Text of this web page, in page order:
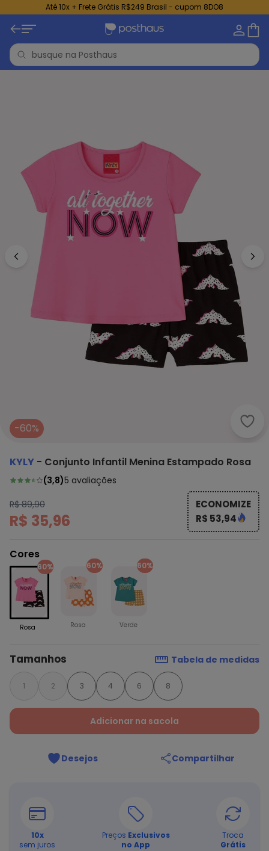
Até 10x + Frete Grátis R$249 Brasil - cupom 8DO8
Kyly
-60%
KYLY - Conjunto Infantil Menina Estampado Rosa
(3,8)5 avaliações
R$ 89,90
R$ 35,96
ECONOMIZE
R$ 53,94
Cores
60%
Rosa
60%
Rosa
60%
Verde
Tamanhos Tabela de medidas
1 2 3 4 6 8
Adicionar na sacola
Desejos Compartilhar
10x
sem juros
Preços Exclusivos
no App
Troca
Grátis